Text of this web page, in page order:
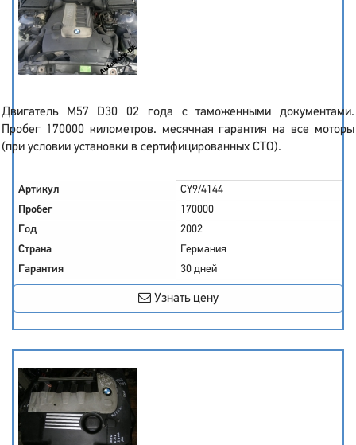
Двигатель M57 D30 02 года с таможенными документами.
Пробег 170000 километров. месячная гарантия на все моторы
(при условии установки в сертифицированных СТО).
Артикул
CY9/4144
Пробег
170000
Год
2002
Страна
Германия
Гарантия
30 дней
Узнать цену